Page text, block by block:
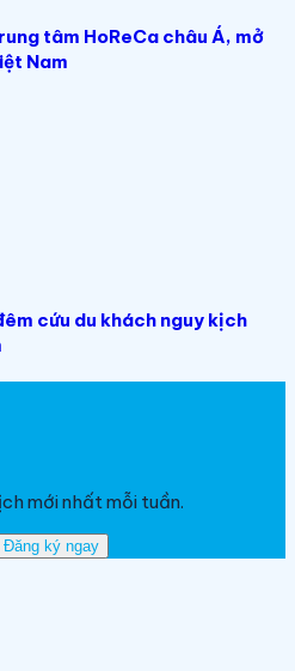
tâm HoReCa châu Á, mở
Nam
cứu du khách nguy kịch
mới nhất mỗi tuần.
Đăng ký ngay